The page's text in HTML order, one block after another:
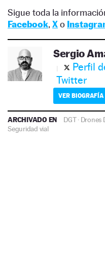
Sigue toda la
Facebook, Xo
Sergio
Perfil
Twitter
VER BIOGRAFÍA
ARCHIVADO EN DGT· Drones
Seguridad vial